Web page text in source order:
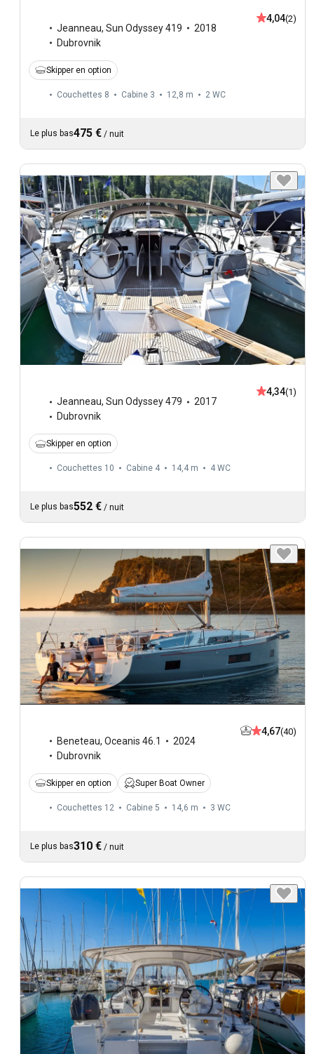
Jeanneau, Sun Odyssey 419
2018
Dubrovnik
4,04(2)
Skipper en option
Couchettes 8 Cabine 3 12,8 m 2 WC
Le plus bas475 € / nuit
Jeanneau, Sun Odyssey 479
2017
Dubrovnik
4,34(1)
Skipper en option
Couchettes 10 Cabine 4 14,4 m 4 WC
Le plus bas552 € / nuit
Beneteau, Oceanis 46.1
2024
Dubrovnik
4,67(40)
Skipper en option Super Boat Owner
Couchettes 12 Cabine 5 14,6 m 3 WC
Le plus bas310 € / nuit